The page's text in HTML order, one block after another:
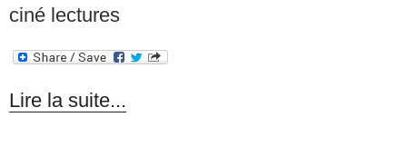
ciné lectures
Lire la suite...